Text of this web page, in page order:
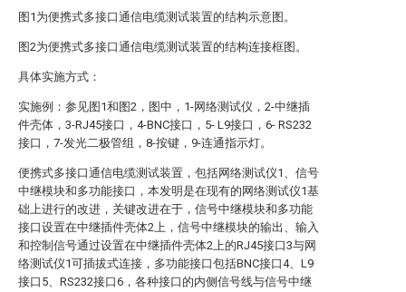
图1为便携式多接口通信电缆测试装置的结构示意图。
图2为便携式多接口通信电缆测试装置的结构连接框图。
具体实施方式：
实施例：参见图1和图2，图中，1-网络测试仪，2-中继插
件壳体，3-RJ45接口，4-BNC接口，5- L9接口，6- RS232
接口，7-发光二极管组，8-按键，9-连通指示灯。
便携式多接口通信电缆测试装置，包括网络测试仪1、信号
中继模块和多功能接口，本发明是在现有的网络测试仪1基
础上进行的改进，关键改进在于，信号中继模块和多功能
接口设置在中继插件壳体2上，信号中继模块的输出、输入
和控制信号通过设置在中继插件壳体2上的RJ45接口3与网
络测试仪1可插拔式连接，多功能接口包括BNC接口4、L9
接口5、RS232接口6，各种接口的内侧信号线与信号中继